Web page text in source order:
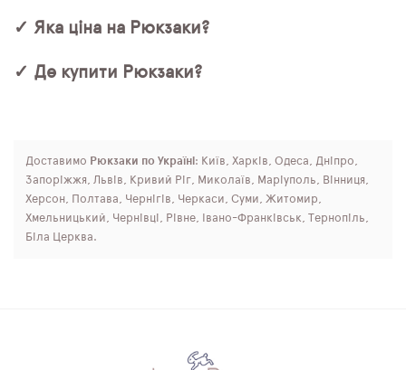
✓ Яка ціна на Рюкзаки?
✓ Де купити Рюкзаки?
Доставимо Рюкзаки по Україні : Київ, Харків, Одеса, Дніпро,
Запоріжжя, Львів, Кривий Ріг, Миколаїв, Маріуполь, Вінниця,
Херсон, Полтава, Чернігів, Черкаси, Суми, Житомир,
Хмельницький, Чернівці, Рівне, Івано-Франківськ, Тернопіль,
Біла Церква.